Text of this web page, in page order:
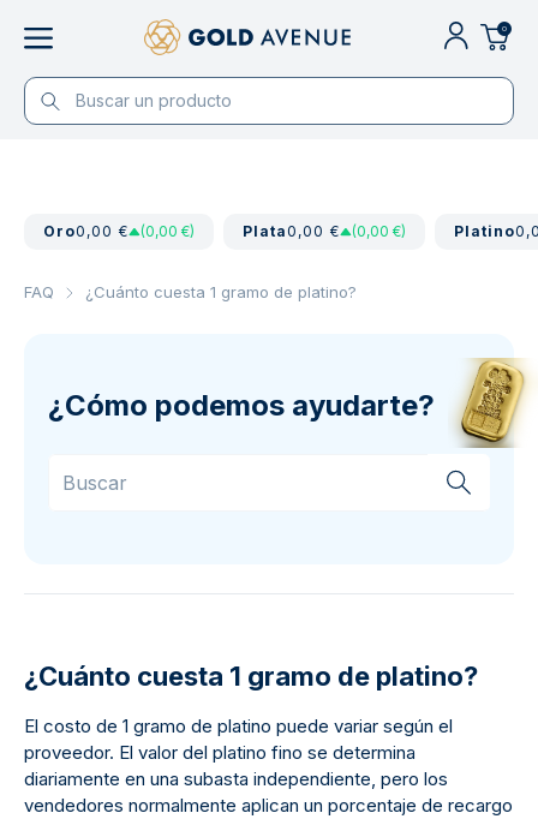
0
Oro0,00 € (0,00 €) Plata0,00 € (0,00 €) Platino
FAQ ¿Cuánto cuesta 1 gramo de platino?
¿Cómo podemos ayudarte?
¿Cuánto cuesta 1 gramo de platino?
El costo de 1 gramo de platino puede variar según el
proveedor. El valor del platino fino se determina
diariamente en una subasta independiente, pero los
vendedores normalmente aplican un porcentaje de recargo